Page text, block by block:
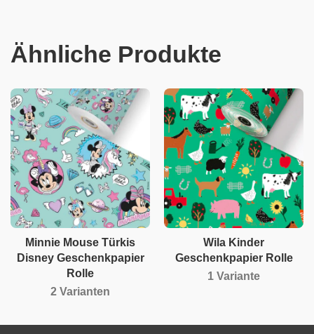
Ähnliche Produkte
Minnie Mouse Türkis
Disney Geschenkpapier
Rolle
2 Varianten
Wila Kinder
Geschenkpapier Rolle
1 Variante